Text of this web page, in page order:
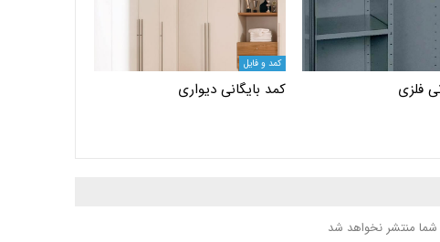
فلزی
کمد و فایل
کمد بایگانی دیواری
شما منتشر نخواهد شد